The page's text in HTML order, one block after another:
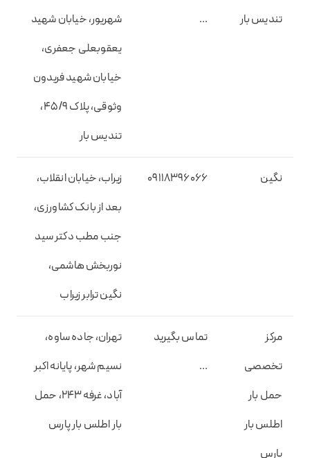
تندیس بار
…
شهریور، خیابان شهید
یعقوبعلی جعفری،
خیابان شهید فریدون
وثوقی، پلاک 45/9،
تندیس بار
نگین 09118396066
زیراب، خیابان انقلاب،
بعد از بانک کشاورزی،
جنب مطب دکتر سید
نوربخش هاشمی،
نگین ترابر زیراب
مرکز
تخصصی
حمل بار
اطلس بار
پارس
تماس بگیرید
…
تهران، جاده ساوه،
نسیم شهر، پایانه اکبر
آباد، غرفه ۲۴۳، حمل
بار اطلس بار پارس